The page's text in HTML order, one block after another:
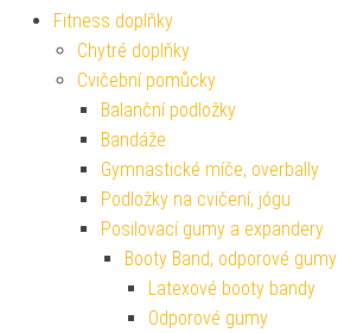
Fitness doplňky
Chytré doplňky
Cvičební pomůcky
Balanční podložky
Bandáže
Gymnastické míče, overbally
Podložky na cvičení, jógu
Posilovací gumy a expandery
Booty Band, odporové gumy
Latexové booty bandy
Odporové gumy